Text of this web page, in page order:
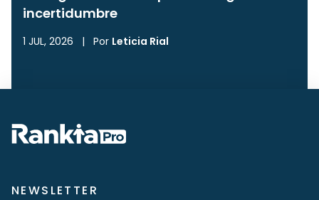
incertidumbre
1 JUL, 2026 | Por Leticia Rial
NEWSLETTER